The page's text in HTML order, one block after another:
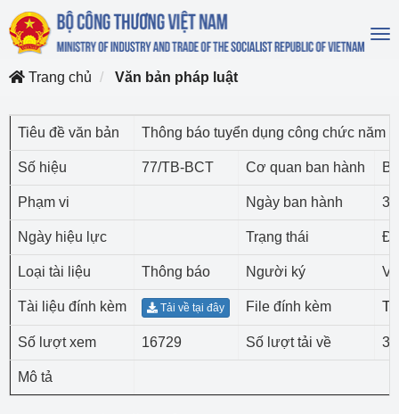
Trang chủ
Văn bản pháp luật
Tiêu đề văn bản Thông báo tuyển dụng công chức năm
Số hiệu 77/TB-BCT Cơ quan ban hành
Phạm vi Ngày ban hành
Ngày hiệu lực Trạng thái
Loại tài liệu Thông báo Người ký
Tài liệu đính kèm Tải về tại đây File đính kèm
Số lượt xem 16729 Số lượt tải về
Mô tả